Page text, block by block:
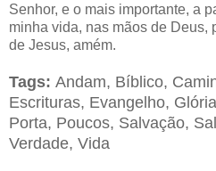
Senhor, e o mais importante, a
minha vida, nas mãos de Deus,
de Jesus, amém.
Tags: Andam, Bíblico,
Escrituras, Evangelho,
Porta, Poucos, Salvação,
Verdade, Vida